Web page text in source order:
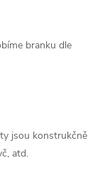
branku dle
jsou konstrukčně
atd.